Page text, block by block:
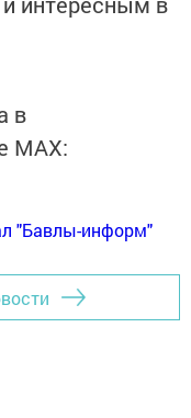
в
MАХ:
"Бавлы-информ"